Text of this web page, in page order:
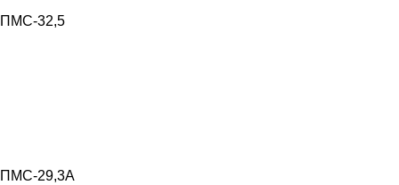
ПМС-32,5
ПМС-29,3А